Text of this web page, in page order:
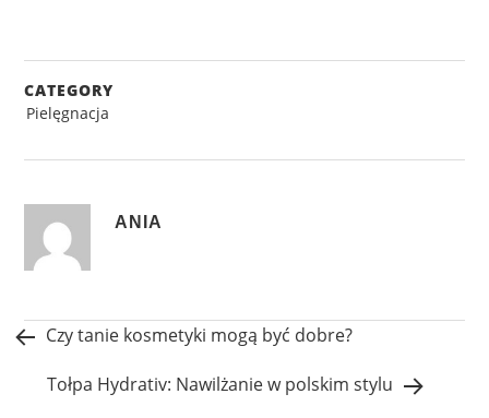
CATEGORY
Pielęgnacja
ANIA
Post
Czy tanie kosmetyki mogą być dobre?
Tołpa Hydrativ: Nawilżanie w polskim stylu